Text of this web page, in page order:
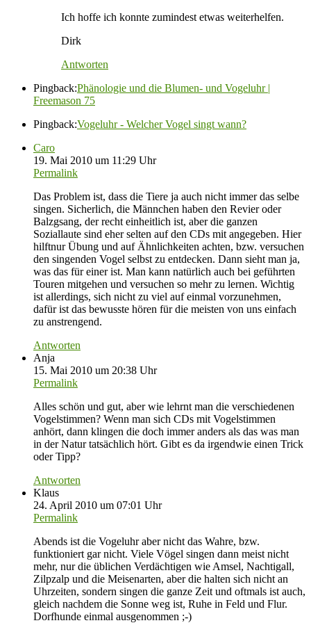
Ich hoffe ich konnte zumindest etwas weiterhelfen.
Dirk
Antworten
Pingback:Phänologie und die Blumen- und Vogeluhr |
Freemason 75
Pingback:Vogeluhr - Welcher Vogel singt wann?
Caro
19. Mai 2010 um 11:29 Uhr
Permalink
Das Problem ist, dass die Tiere ja auch nicht immer das selbe
singen. Sicherlich, die Männchen haben den Revier oder
Balzgsang, der recht einheitlich ist, aber die ganzen
Soziallaute sind eher selten auf den CDs mit angegeben. Hier
hilftnur Übung und auf Ähnlichkeiten achten, bzw. versuchen
den singenden Vogel selbst zu entdecken. Dann sieht man ja,
was das für einer ist. Man kann natürlich auch bei geführten
Touren mitgehen und versuchen so mehr zu lernen. Wichtig
ist allerdings, sich nicht zu viel auf einmal vorzunehmen,
dafür ist das bewusste hören für die meisten von uns einfach
zu anstrengend.
Antworten
Anja
15. Mai 2010 um 20:38 Uhr
Permalink
Alles schön und gut, aber wie lehrnt man die verschiedenen
Vogelstimmen? Wenn man sich CDs mit Vogelstimmen
anhört, dann klingen die doch immer anders als das was man
in der Natur tatsächlich hört. Gibt es da irgendwie einen Trick
oder Tipp?
Antworten
Klaus
24. April 2010 um 07:01 Uhr
Permalink
Abends ist die Vogeluhr aber nicht das Wahre, bzw.
funktioniert gar nicht. Viele Vögel singen dann meist nicht
mehr, nur die üblichen Verdächtigen wie Amsel, Nachtigall,
Zilpzalp und die Meisenarten, aber die halten sich nicht an
Uhrzeiten, sondern singen die ganze Zeit und oftmals ist auch,
gleich nachdem die Sonne weg ist, Ruhe in Feld und Flur.
Dorfhunde einmal ausgenommen ;-)